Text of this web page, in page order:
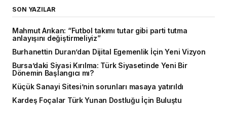
SON YAZILAR
Mahmut Arıkan: “Futbol takımı tutar gibi parti tutma
anlayışını değiştirmeliyiz”
Burhanettin Duran’dan Dijital Egemenlik İçin Yeni Vizyon
Bursa’daki Siyasi Kırılma: Türk Siyasetinde Yeni Bir
Dönemin Başlangıcı mı?
Küçük Sanayi Sitesi’nin sorunları masaya yatırıldı
Kardeş Foçalar Türk Yunan Dostluğu İçin Buluştu